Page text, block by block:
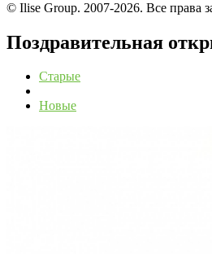
© Ilise Group. 2007-2026. Все права
Поздравительная
Старые
Новые